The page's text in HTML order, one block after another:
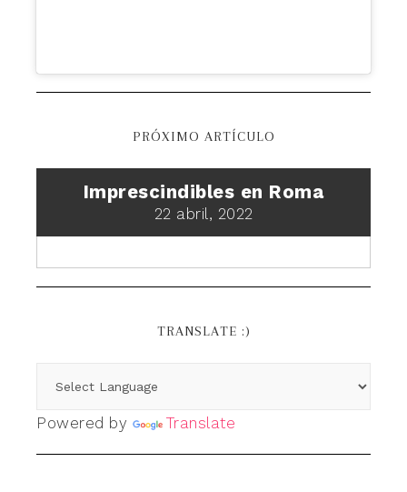
PRÓXIMO ARTÍCULO
Imprescindibles en Roma
22 abril, 2022
TRANSLATE :)
Powered by Translate